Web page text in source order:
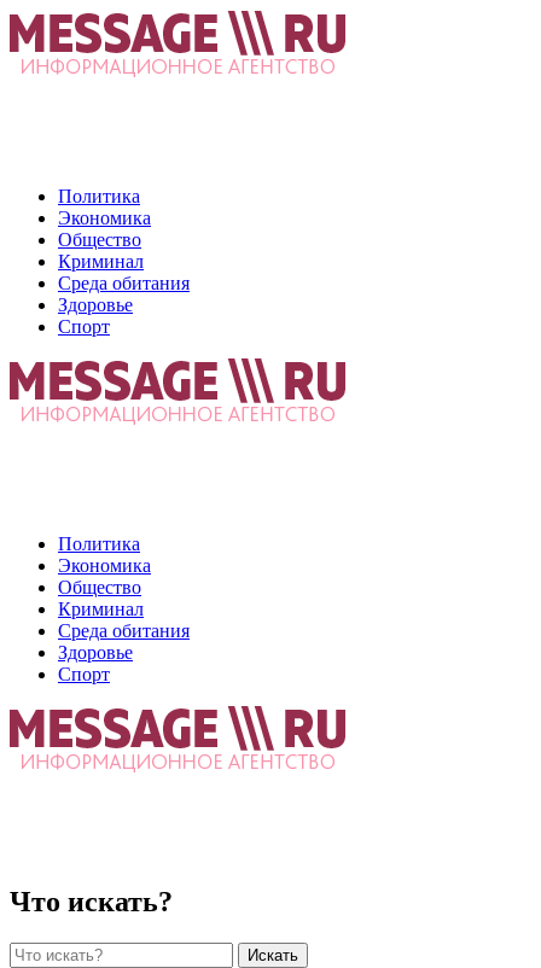
Политика
Экономика
Общество
Криминал
Среда обитания
Здоровье
Спорт
Политика
Экономика
Общество
Криминал
Среда обитания
Здоровье
Спорт
Что искать?
Искать